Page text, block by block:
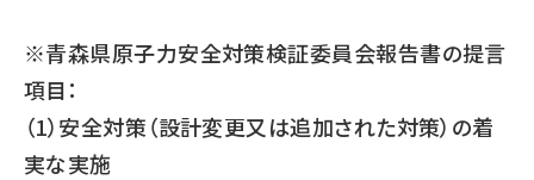
※青森県原子力安全対策検証委員会報告書の提言
項目：
（1）安全対策（設計変更又は追加された対策）の着
実な実施